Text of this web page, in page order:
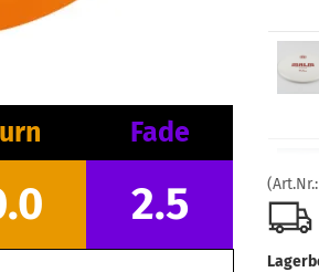
Fade
2.5 (Art.Nr.: